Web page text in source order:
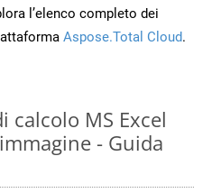
l’elenco completo dei
Aspose.Total Cloud.
calcolo MS Excel
- Guida